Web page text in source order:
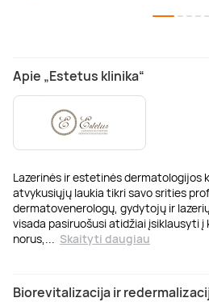
Apie „Estetus klinika“
Lazerinės ir estetinės dermatologijos
atvykusiųjų laukia tikri savo srities
dermatovenerologų, gydytojų ir
visada pasiruošusi atidžiai įsiklausyti į
norus,
Skaityti daugiau
Biorevitalizacija ir